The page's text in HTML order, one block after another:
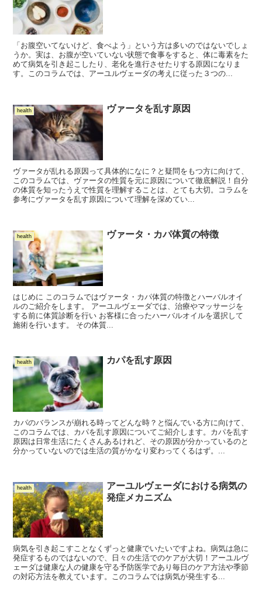
「お腹空いてないけど、食べよう」という方は多いのではないでしょ
うか。実は、お腹が空いていない状態で食事をすると、体に毒素をた
めて病気を引き起こしたり、老化を進行させたりする原因になりま
す。このコラムでは、アーユルヴェーダの考えに従った３つの...
health ヴァータを乱す原因
ヴァータが乱れる原因って具体的になに？と疑問をもつ方に向けて、
このコラムでは、ヴァータの性質を元に原因について徹底解説！自分
の体質を知ったうえで性質を理解することは、とても大切。コラムを
参考にヴァータを乱す原因について理解を深めてい...
health ヴァータ・カパ体質の特徴
はじめに このコラムではヴァータ・カパ体質の特徴とハーバルオイ
ルのご紹介をします。 アーユルヴェーダでは、治療やマッサージを
する前に体質診断を行い お客様に合ったハーバルオイルを選択して
施術を行います。 その体質...
health カパを乱す原因
カパのバランスが崩れる時ってどんな時？と悩んでいる方に向けて、
このコラムでは、カパを乱す原因についてご紹介します。カパを乱す
原因は日常生活にたくさんあるけれど、その原因が分かっているのと
分かっていないのでは生活の質がかなり変わってくるはず。...
health
アーユルヴェーダにおける病気の
発症メカニズム
病気を引き起こすことなくずっと健康でいたいですよね。病気は急に
発症するものではないので、日々の生活でのケアが大切！アーユルヴ
ェーダは健康な人の健康を守る予防医学であり毎日のケア方法や季節
の対応方法を教えています。このコラムでは病気が発生する...